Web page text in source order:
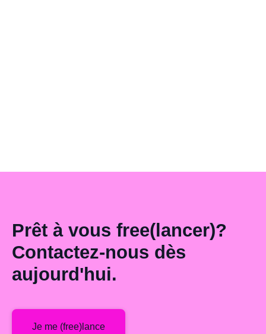
Prêt à vous free(lancer)?
Contactez-nous dès
aujourd'hui.
Je me (free)lance